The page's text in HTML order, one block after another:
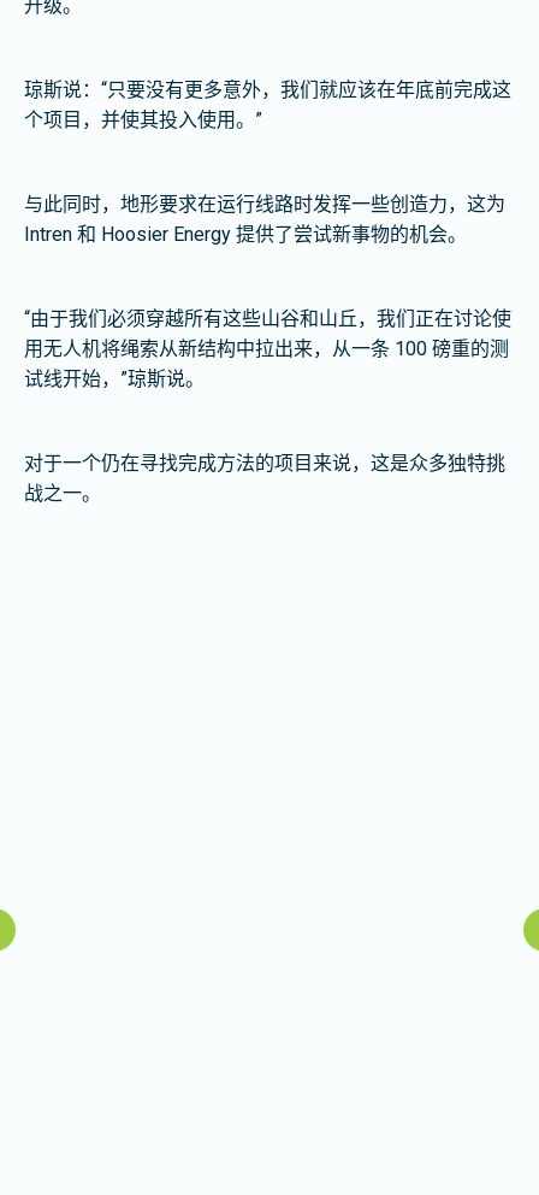
升级。
琼斯说：“只要没有更多意外，我们就应该在年底前完成这
个项目，并使其投入使用。”
与此同时，地形要求在运行线路时发挥一些创造力，这为
Intren 和 Hoosier Energy 提供了尝试新事物的机会。
“由于我们必须穿越所有这些山谷和山丘，我们正在讨论使
用无人机将绳索从新结构中拉出来，从一条 100 磅重的测
试线开始，”琼斯说。
对于一个仍在寻找完成方法的项目来说，这是众多独特挑
战之一。